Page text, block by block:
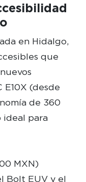
en Hidalgo,
que
E10X (desde
de 360
ideal para
MXN)
Bolt EUV y el